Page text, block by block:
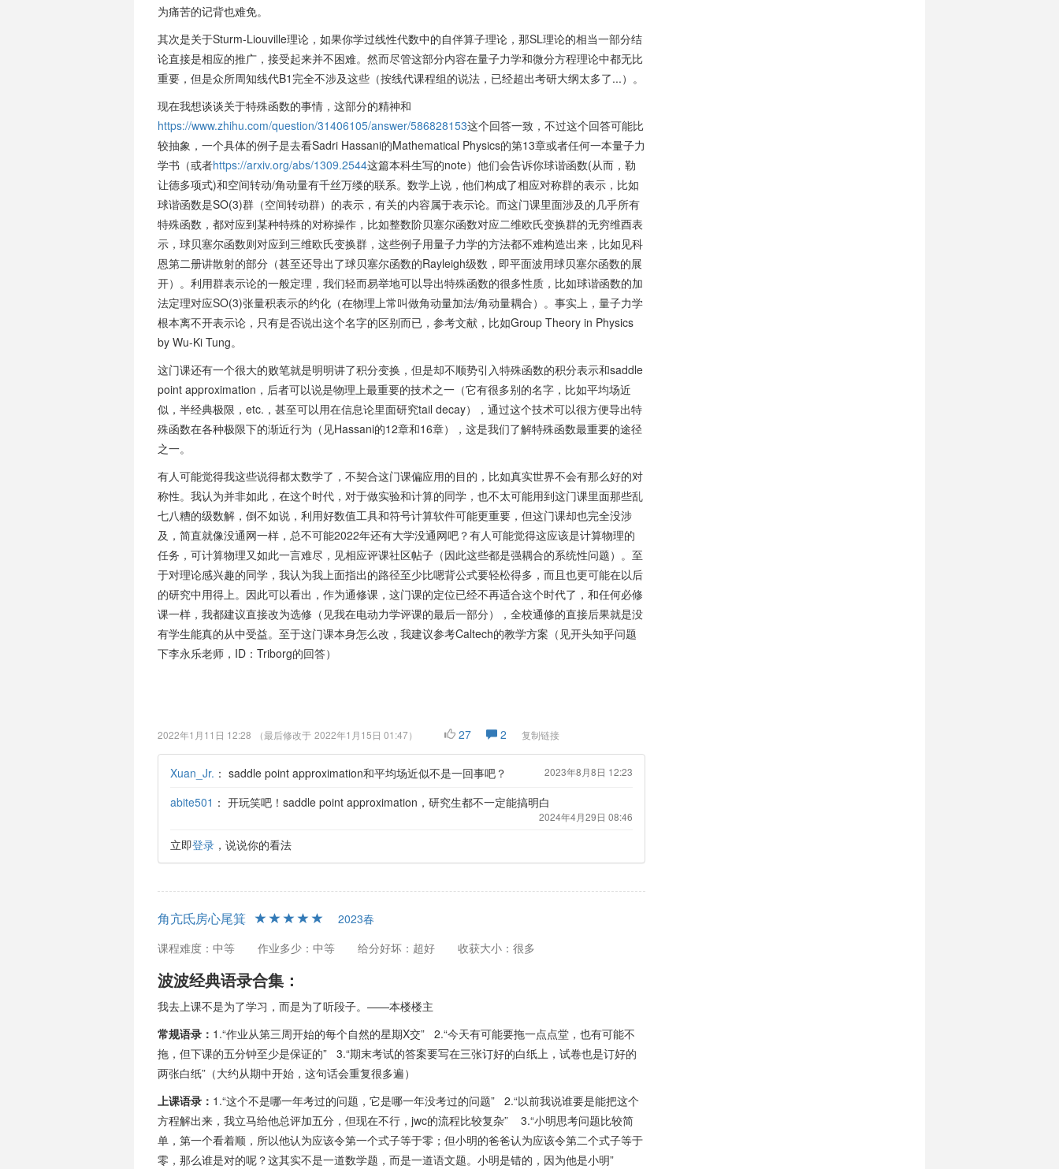
为痛苦的记背也难免。
其次是关于Sturm-Liouville理论，如果你学过线性代数中的自伴算子理论，那SL理论的相当一部分结
论直接是相应的推广，接受起来并不困难。然而尽管这部分内容在量子力学和微分方程理论中都无比
重要，但是众所周知线代B1完全不涉及这些（按线代课程组的说法，已经超出考研大纲太多了...）。
现在我想谈谈关于特殊函数的事情，这部分的精神和
https://www.zhihu.com/question/31406105/answer/586828153这个回答一致，不过这个回答可能比
较抽象，一个具体的例子是去看Sadri Hassani的Mathematical Physics的第13章或者任何一本量子力
学书（或者https://arxiv.org/abs/1309.2544这篇本科生写的note）他们会告诉你球谐函数(从而，勒
让德多项式)和空间转动/角动量有千丝万缕的联系。数学上说，他们构成了相应对称群的表示，比如
球谐函数是SO(3)群（空间转动群）的表示，有关的内容属于表示论。而这门课里面涉及的几乎所有
特殊函数，都对应到某种特殊的对称操作，比如整数阶贝塞尔函数对应二维欧氏变换群的无穷维酉表
示，球贝塞尔函数则对应到三维欧氏变换群，这些例子用量子力学的方法都不难构造出来，比如见科
恩第二册讲散射的部分（甚至还导出了球贝塞尔函数的Rayleigh级数，即平面波用球贝塞尔函数的展
开）。利用群表示论的一般定理，我们轻而易举地可以导出特殊函数的很多性质，比如球谐函数的加
法定理对应SO(3)张量积表示的约化（在物理上常叫做角动量加法/角动量耦合）。事实上，量子力学
根本离不开表示论，只有是否说出这个名字的区别而已，参考文献，比如Group Theory in Physics
by Wu-Ki Tung。
这门课还有一个很大的败笔就是明明讲了积分变换，但是却不顺势引入特殊函数的积分表示和saddle
point approximation，后者可以说是物理上最重要的技术之一（它有很多别的名字，比如平均场近
似，半经典极限，etc.，甚至可以用在信息论里面研究tail decay），通过这个技术可以很方便导出特
殊函数在各种极限下的渐近行为（见Hassani的12章和16章），这是我们了解特殊函数最重要的途径
之一。
有人可能觉得我这些说得都太数学了，不契合这门课偏应用的目的，比如真实世界不会有那么好的对
称性。我认为并非如此，在这个时代，对于做实验和计算的同学，也不太可能用到这门课里面那些乱
七八糟的级数解，倒不如说，利用好数值工具和符号计算软件可能更重要，但这门课却也完全没涉
及，简直就像没通网一样，总不可能2022年还有大学没通网吧？有人可能觉得这应该是计算物理的
任务，可计算物理又如此一言难尽，见相应评课社区帖子（因此这些都是强耦合的系统性问题）。至
于对理论感兴趣的同学，我认为我上面指出的路径至少比嗯背公式要轻松得多，而且也更可能在以后
的研究中用得上。因此可以看出，作为通修课，这门课的定位已经不再适合这个时代了，和任何必修
课一样，我都建议直接改为选修（见我在电动力学评课的最后一部分），全校通修的直接后果就是没
有学生能真的从中受益。至于这门课本身怎么改，我建议参考Caltech的教学方案（见开头知乎问题
下李永乐老师，ID：Triborg的回答）
2022年1月11日 12:28 （最后修改于 2022年1月15日 01:47） 27 2 复制链接
Xuan_Jr. ： saddle point approximation和平均场近似不是一回事吧？ 2023年8月8日 12:23
abite501 ： 开玩笑吧！saddle point approximation，研究生都不一定能搞明白
2024年4月29日 08:46
立即登录，说说你的看法
角亢氐房心尾箕
2023春
课程难度：中等
作业多少：中等 给分好坏：超好 收获大小：很多
波波经典语录合集：
我去上课不是为了学习，而是为了听段子。——本楼楼主
常规语录： 1.“作业从第三周开始的每个自然的星期X交”​ 2.“今天有可能要拖一点点堂，也有可能不
拖，但下课的五分钟至少是保证的” 3.“期末考试的答案要写在三张订好的白纸上，试卷也是订好的
两张白纸”（大约从期中开始，这句话会重复很多遍）​
上课语录： 1.“这个不是哪一年考过的问题，它是哪一年没考过的问题” 2.“以前我说谁要是能把这个
方程解出来，我立马给他总评加五分，但现在不行，jwc的流程比较复杂” 3.“小明思考问题比较简
单，第一个看着顺，所以他认为应该令第一个式子等于零；但小明的爸爸认为应该令第二个式子等于
零，那么谁是对的呢？这其实不是一道数学题，而是一道语文题。小明是错的，因为他是小明”